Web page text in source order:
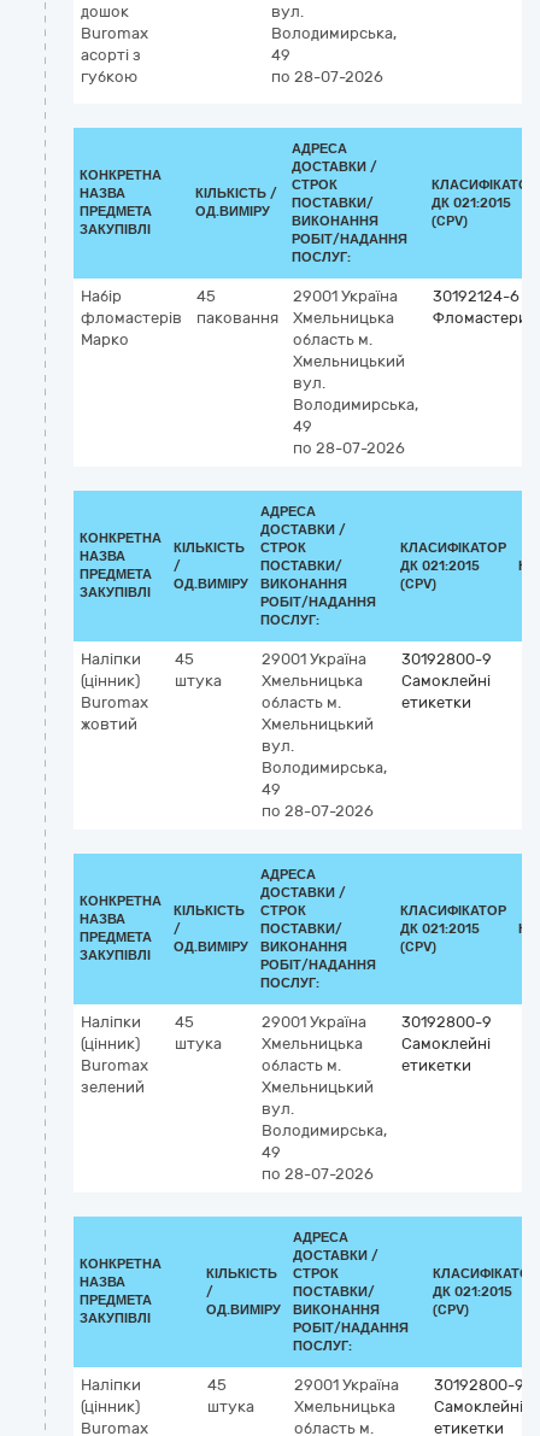
дошок
Buromax
асорті з
губкою
вул.
Володимирська,
49
по 28-07-2026
КОНКРЕТНА
НАЗВА
ПРЕДМЕТА
ЗАКУПІВЛІ
КІЛЬКІСТЬ /
ОД.ВИМІРУ
АДРЕСА
ДОСТАВКИ /
СТРОК
ПОСТАВКИ/
ВИКОНАННЯ
РОБІТ/НАДАННЯ
ПОСЛУГ:
КЛАСИФІКАТОР
ДК 021:2015
(CPV)
Набір
фломастерів
Марко
45
паковання
29001 Україна
Хмельницька
область м.
Хмельницький
вул.
Володимирська,
49
по 28-07-2026
30192124-6
Фломастери
КОНКРЕТНА
НАЗВА
ПРЕДМЕТА
ЗАКУПІВЛІ
КІЛЬКІСТЬ
/
ОД.ВИМІРУ
АДРЕСА
ДОСТАВКИ /
СТРОК
ПОСТАВКИ/
ВИКОНАННЯ
РОБІТ/НАДАННЯ
ПОСЛУГ:
КЛАСИФІКАТОР
ДК 021:2015
(CPV)
Наліпки
(цінник)
Buromax
жовтий
45
штука
29001 Україна
Хмельницька
область м.
Хмельницький
вул.
Володимирська,
49
по 28-07-2026
30192800-9
Самоклейні
етикетки
КОНКРЕТНА
НАЗВА
ПРЕДМЕТА
ЗАКУПІВЛІ
КІЛЬКІСТЬ
/
ОД.ВИМІРУ
АДРЕСА
ДОСТАВКИ /
СТРОК
ПОСТАВКИ/
ВИКОНАННЯ
РОБІТ/НАДАННЯ
ПОСЛУГ:
КЛАСИФІКАТОР
ДК 021:2015
(CPV)
Наліпки
(цінник)
Buromax
зелений
45
штука
29001 Україна
Хмельницька
область м.
Хмельницький
вул.
Володимирська,
49
по 28-07-2026
30192800-9
Самоклейні
етикетки
КОНКРЕТНА
НАЗВА
ПРЕДМЕТА
ЗАКУПІВЛІ
КІЛЬКІСТЬ
/
ОД.ВИМІРУ
АДРЕСА
ДОСТАВКИ /
СТРОК
ПОСТАВКИ/
ВИКОНАННЯ
РОБІТ/НАДАННЯ
ПОСЛУГ:
КЛАСИФІКАТОР
ДК 021:2015
(CPV)
Наліпки
(цінник)
Buromax
45
штука
29001 Україна
Хмельницька
область м.
30192800-9
Самоклейні
етикетки